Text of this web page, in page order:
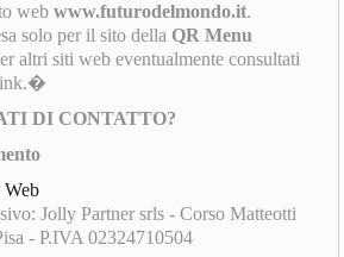
webwww.futurodelmondo.it.
solo per il sito della QR Menu
altri siti web eventualmente consultati
DI CONTATTO?
Jolly Partner srls - Corso Matteotti
- P.IVA 02324710504